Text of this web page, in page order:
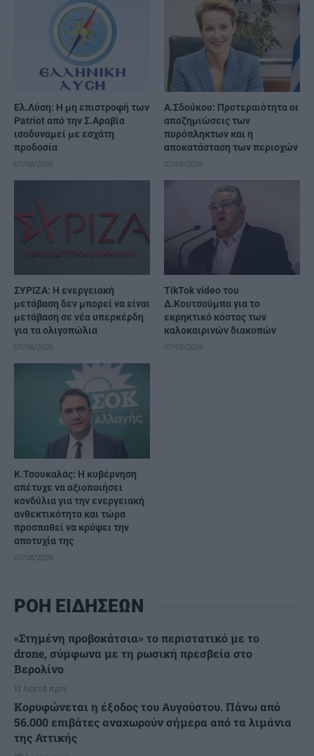
Ελ.Λύση: Η μη επιστροφή των
Patriot από την Σ.Αραβία
ισοδυναμεί με εσχάτη
προδοσία
07/08/2026
Α.Σδούκου: Προτεραιότητα οι
αποζημιώσεις των
πυρόπληκτων και η
αποκατάσταση των περιοχών
07/08/2026
ΣΥΡΙΖΑ: Η ενεργειακή
μετάβαση δεν μπορεί να είναι
μετάβαση σε νέα υπερκέρδη
για τα ολιγοπώλια
07/08/2026
TikTok video του
Δ.Κουτσούμπα για το
εκρηκτικό κόστος των
καλοκαιρινών διακοπών
07/08/2026
Κ.Τσουκαλάς: Η κυβέρνηση
απέτυχε να αξιοποιήσει
κονδύλια για την ενεργειακή
ανθεκτικότητα και τώρα
προσπαθεί να κρύψει την
αποτυχία της
07/08/2026
ΡΟΗ ΕΙΔΗΣΕΩΝ
«Στημένη προβοκάτσια» το περιστατικό με το
drone, σύμφωνα με τη ρωσική πρεσβεία στο
Βερολίνο
11 λεπτά πριν
Κορυφώνεται η έξοδος του Αυγούστου. Πάνω από
56.000 επιβάτες αναχωρούν σήμερα από τα λιμάνια
της Αττικής